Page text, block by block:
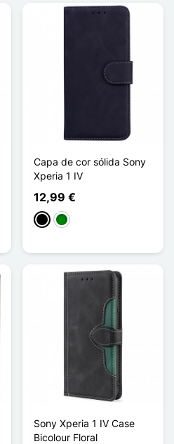
Capa de cor sólida Sony
Xperia 1 IV
12,99 €
PretoVerde
Sony Xperia 1 IV Case
Bicolour Floral